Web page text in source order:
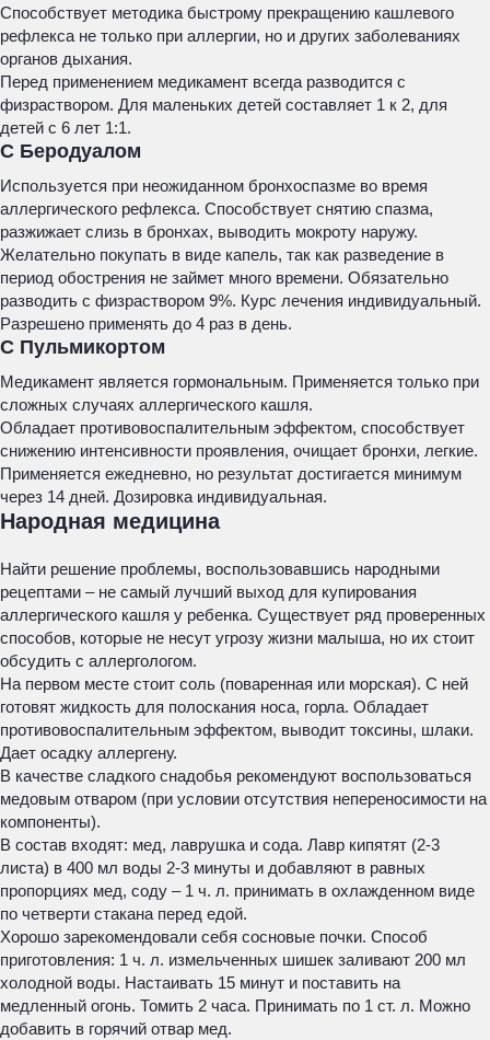
Способствует методика быстрому прекращению кашлевого
рефлекса не только при аллергии, но и других заболеваниях
органов дыхания.
Перед применением медикамент всегда разводится с
физраствором. Для маленьких детей составляет 1 к 2, для
детей с 6 лет 1:1.
С Беродуалом
Используется при неожиданном бронхоспазме во время
аллергического рефлекса. Способствует снятию спазма,
разжижает слизь в бронхах, выводить мокроту наружу.
Желательно покупать в виде капель, так как разведение в
период обострения не займет много времени. Обязательно
разводить с физраствором 9%. Курс лечения индивидуальный.
Разрешено применять до 4 раз в день.
С Пульмикортом
Медикамент является гормональным. Применяется только при
сложных случаях аллергического кашля.
Обладает противовоспалительным эффектом, способствует
снижению интенсивности проявления, очищает бронхи, легкие.
Применяется ежедневно, но результат достигается минимум
через 14 дней. Дозировка индивидуальная.
Народная медицина
Найти решение проблемы, воспользовавшись народными
рецептами – не самый лучший выход для купирования
аллергического кашля у ребенка. Существует ряд проверенных
способов, которые не несут угрозу жизни малыша, но их стоит
обсудить с аллергологом.
На первом месте стоит соль (поваренная или морская). С ней
готовят жидкость для полоскания носа, горла. Обладает
противовоспалительным эффектом, выводит токсины, шлаки.
Дает осадку аллергену.
В качестве сладкого снадобья рекомендуют воспользоваться
медовым отваром (при условии отсутствия непереносимости на
компоненты).
В состав входят: мед, лаврушка и сода. Лавр кипятят (2-3
листа) в 400 мл воды 2-3 минуты и добавляют в равных
пропорциях мед, соду – 1 ч. л. принимать в охлажденном виде
по четверти стакана перед едой.
Хорошо зарекомендовали себя сосновые почки. Способ
приготовления: 1 ч. л. измельченных шишек заливают 200 мл
холодной воды. Настаивать 15 минут и поставить на
медленный огонь. Томить 2 часа. Принимать по 1 ст. л. Можно
добавить в горячий отвар мед.